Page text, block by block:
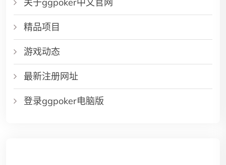
精品项目
游戏动态
最新注册网址
登录ggpoker电脑版